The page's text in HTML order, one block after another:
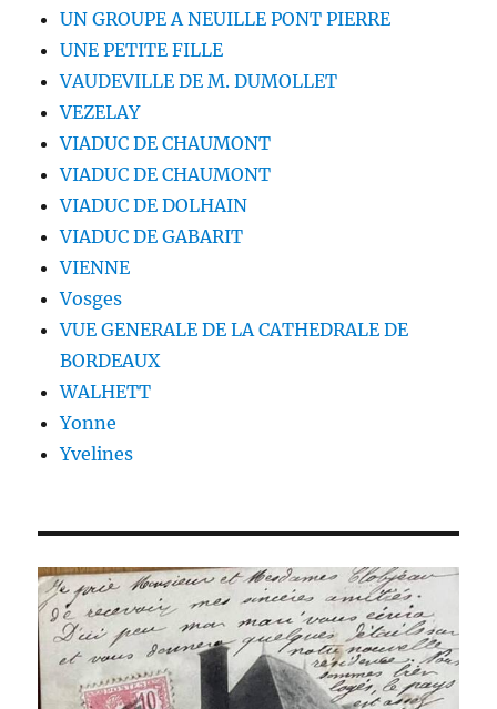
UN GROUPE A NEUILLE PONT PIERRE
UNE PETITE FILLE
VAUDEVILLE DE M. DUMOLLET
VEZELAY
VIADUC DE CHAUMONT
VIADUC DE CHAUMONT
VIADUC DE DOLHAIN
VIADUC DE GABARIT
VIENNE
Vosges
VUE GENERALE DE LA CATHEDRALE DE
BORDEAUX
WALHETT
Yonne
Yvelines